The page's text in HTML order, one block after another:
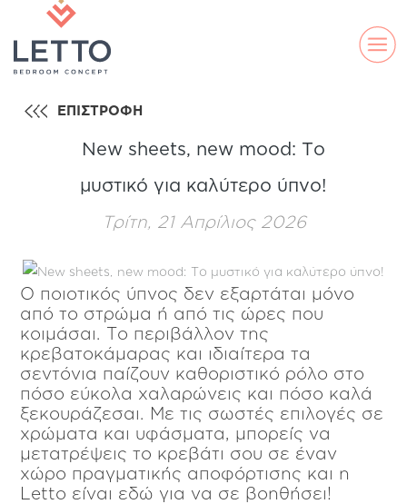
LAND LINE
ΕΠΙΣΤΡΟΦΗ
New sheets, new mood: Το
μυστικό για καλύτερο ύπνο!
Τρίτη, 21 Απρίλιος 2026
Ο ποιοτικός ύπνος δεν εξαρτάται μόνο
από το στρώμα ή από τις ώρες που
κοιμάσαι. Το περιβάλλον της
κρεβατοκάμαρας και ιδιαίτερα τα
σεντόνια παίζουν καθοριστικό ρόλο στο
πόσο εύκολα χαλαρώνεις και πόσο καλά
ξεκουράζεσαι. Με τις σωστές επιλογές σε
χρώματα και υφάσματα, μπορείς να
μετατρέψεις το κρεβάτι σου σε έναν
χώρο πραγματικής αποφόρτισης και η
Letto είναι εδώ για να σε βοηθήσει!